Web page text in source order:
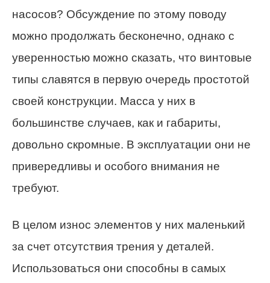
насосов? Обсуждение по этому поводу
можно продолжать бесконечно, однако с
уверенностью можно сказать, что винтовые
типы славятся в первую очередь простотой
своей конструкции. Масса у них в
большинстве случаев, как и габариты,
довольно скромные. В эксплуатации они не
привередливы и особого внимания не
требуют.
В целом износ элементов у них маленький
за счет отсутствия трения у деталей.
Использоваться они способны в самых